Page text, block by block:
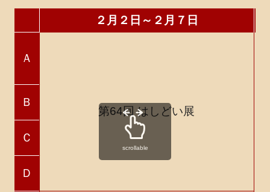
２月２日～２月７日
Ａ
第64回 はしどい展
Ｂ
Ｃ
Ｄ
scrollable